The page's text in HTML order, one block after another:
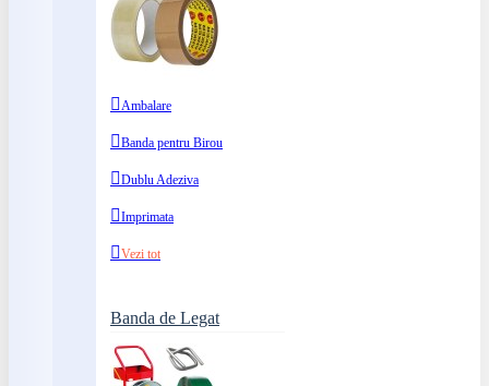
Ambalare
Banda pentru Birou
Dublu Adeziva
Imprimata
Vezi tot
Banda de Legat